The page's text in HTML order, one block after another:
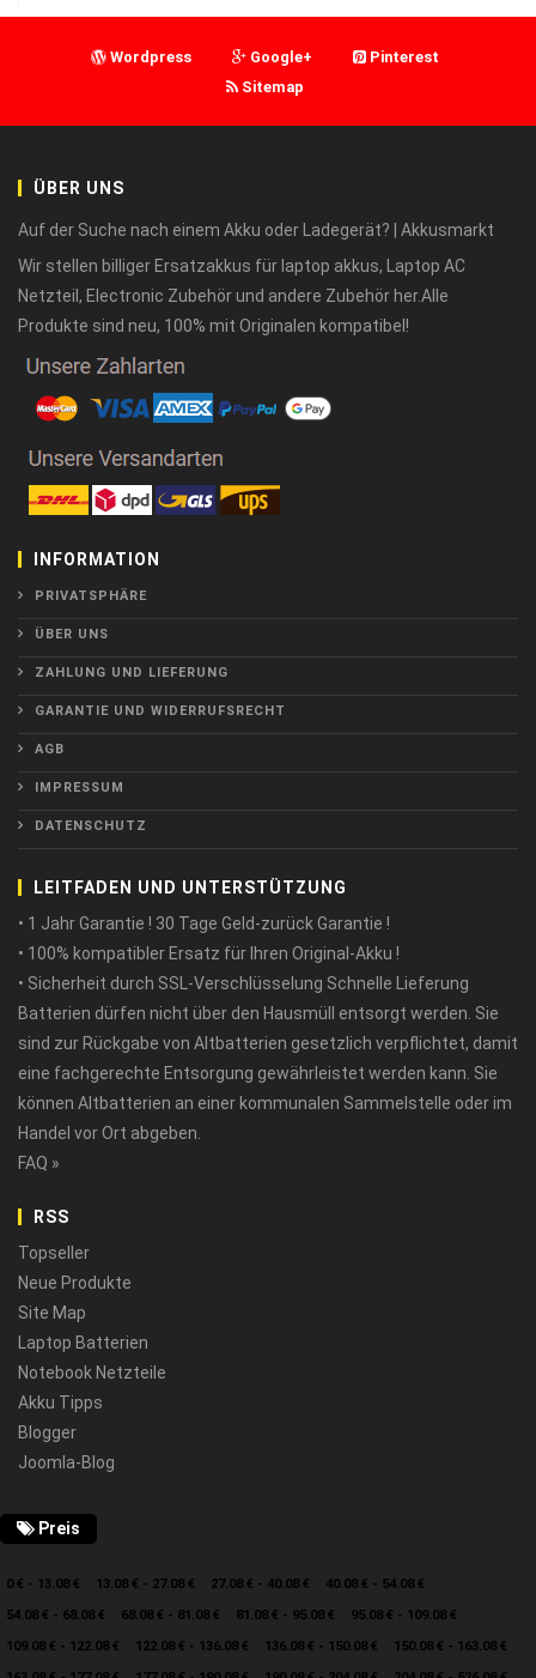
Wordpress Google+
Pinterest
Sitemap
ÜBER UNS
Auf der Suche nach einem Akku oder Ladegerät? | Akkusmarkt
Wir stellen billiger Ersatzakkus für laptop akkus, Laptop AC
Netzteil, Electronic Zubehör und andere Zubehör her.Alle
Produkte sind neu, 100% mit Originalen kompatibel!
INFORMATION
PRIVATSPHÄRE
ÜBER UNS
ZAHLUNG UND LIEFERUNG
GARANTIE UND WIDERRUFSRECHT
AGB
IMPRESSUM
DATENSCHUTZ
LEITFADEN UND UNTERSTÜTZUNG
• 1 Jahr Garantie ! 30 Tage Geld-zurück Garantie !
• 100% kompatibler Ersatz für Ihren Original-Akku !
• Sicherheit durch SSL-Verschlüsselung Schnelle Lieferung
Batterien dürfen nicht über den Hausmüll entsorgt werden. Sie
sind zur Rückgabe von Altbatterien gesetzlich verpflichtet, damit
eine fachgerechte Entsorgung gewährleistet werden kann. Sie
können Altbatterien an einer kommunalen Sammelstelle oder im
Handel vor Ort abgeben.
FAQ »
RSS
Topseller
Neue Produkte
Site Map
Laptop Batterien
Notebook Netzteile
Akku Tipps
Blogger
Joomla-Blog
Preis
0 € - 13.08 € 13.08 € - 27.08 € 27.08 € - 40.08 €
40.08 € - 54.08 €
54.08 € - 68.08 €
68.08 € - 81.08 € 81.08 € - 95.08 €
95.08 € - 109.08 €
109.08 € - 122.08 €
122.08 € - 136.08 € 136.08 € - 150.08 €
150.08 € - 163.08 €